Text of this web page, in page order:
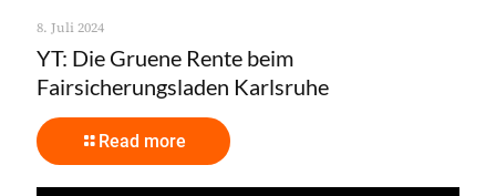
8. Juli 2024
YT: Die Gruene Rente beim
Fairsicherungsladen Karlsruhe
Read more